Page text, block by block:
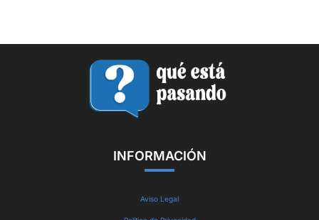
INFORMACIÓN
Aviso Legal